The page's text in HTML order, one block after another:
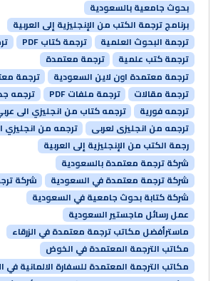
بحوث جامعية بالسعودية
برنامج ترجمة الكتب من الإنجليزية إلى العربية
ترجمة البحوث العلمية
ترجمة كتاب PDF
ترجمة كتب علمية
ترجمة معتمدة
ترجمة معتمدة اون لاين السعودية
ترجمة
ترجمة مقالات
ترجمة ملفات PDF ترجمه
ترجمه فورية
ترجمه كتاب من انجليزي الى
ترجمه من انجليزى لعربى
ترجمه من انجليزي
رجمة الكتب من الإنجليزية إلى العربية
شركة ترجمة معتمدة بالسعودية
شركة ترجمة معتمدة في السعودية
شركة
شركة كتابة بحوث جامعية في السعودية
عمل رسائل ماجستير السعودية
ماسترأفضل مكاتب ترجمة معتمدة في الزرقاء
مكاتب الترجمة المعتمدة في الخوض
مكاتب الترجمة المعتمدة للسفارة الالمانية في